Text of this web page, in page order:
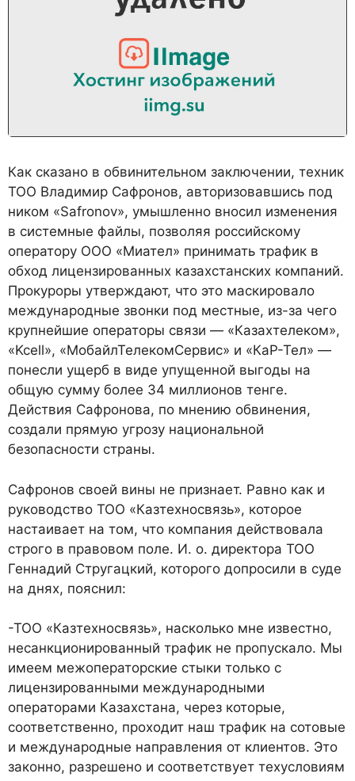
Как сказано в обвинительном заключении, техник
ТОО Владимир Сафронов, авторизовавшись под
ником «Safronov», умышленно вносил изменения
в системные файлы, позволяя российскому
оператору ООО «Миател» принимать трафик в
обход лицензированных казахстанских компаний.
Прокуроры утверждают, что это маскировало
международные звонки под местные, из-за чего
крупнейшие операторы связи — «Казахтелеком»,
«Kcell», «МобайлТелекомСервис» и «КаР-Тел» —
понесли ущерб в виде упущенной выгоды на
общую сумму более 34 миллионов тенге.
Действия Сафронова, по мнению обвинения,
создали прямую угрозу национальной
безопасности страны.
Сафронов своей вины не признает. Равно как и
руководство ТОО «Казтехносвязь», которое
настаивает на том, что компания действовала
строго в правовом поле. И. о. директора ТОО
Геннадий Стругацкий, которого допросили в суде
на днях, пояснил:
-ТОО «Казтехносвязь», насколько мне известно,
несанкционированный трафик не пропускало. Мы
имеем межоператорские стыки только с
лицензированными международными
операторами Казахстана, через которые,
соответственно, проходит наш трафик на сотовые
и международные направления от клиентов. Это
законно, разрешено и соответствует техусловиям